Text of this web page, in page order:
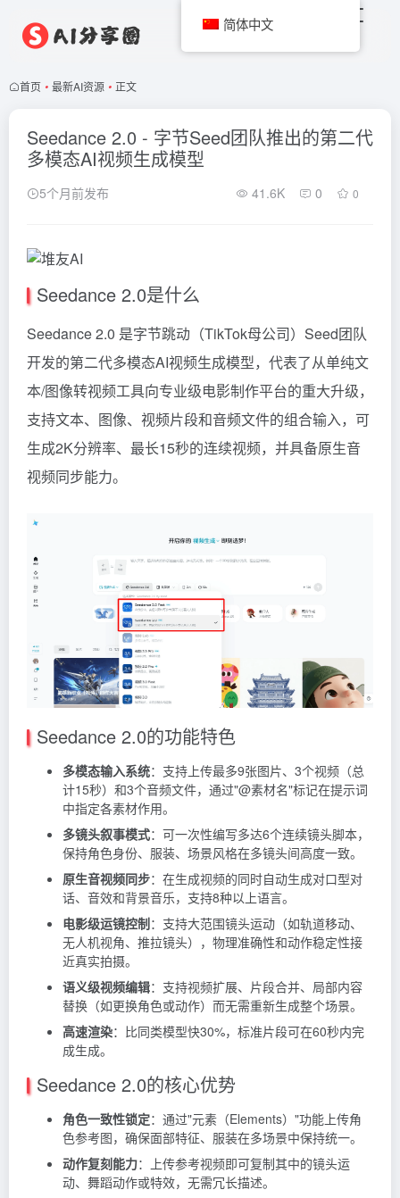
首页 • 最新AI资源 • 正文
Seedance 2.0 - 字节Seed团队推出的第二代
多模态AI视频生成模型
5个月前发布 41.6K 0 0
Seedance 2.0是什么
Seedance 2.0 是字节跳动（TikTok母公司）Seed团队
开发的第二代多模态AI视频生成模型，代表了从单纯文
本/图像转视频工具向专业级电影制作平台的重大升级，
支持文本、图像、视频片段和音频文件的组合输入，可
生成2K分辨率、最长15秒的连续视频，并具备原生音
视频同步能力。
Seedance 2.0的功能特色
多模态输入系统：支持上传最多9张图片、3个视频（总
计15秒）和3个音频文件，通过"@素材名"标记在提示词
中指定各素材作用。
多镜头叙事模式：可一次性编写多达6个连续镜头脚本，
保持角色身份、服装、场景风格在多镜头间高度一致。
原生音视频同步：在生成视频的同时自动生成对口型对
话、音效和背景音乐，支持8种以上语言。
电影级运镜控制：支持大范围镜头运动（如轨道移动、
无人机视角、推拉镜头），物理准确性和动作稳定性接
近真实拍摄。
语义级视频编辑：支持视频扩展、片段合并、局部内容
替换（如更换角色或动作）而无需重新生成整个场景。
高速渲染：比同类模型快30%，标准片段可在60秒内完
成生成。
Seedance 2.0的核心优势
角色一致性锁定：通过"元素（Elements）"功能上传角
色参考图，确保面部特征、服装在多场景中保持统一。
动作复刻能力：上传参考视频即可复制其中的镜头运
动、舞蹈动作或特效，无需冗长描述。
简体中文